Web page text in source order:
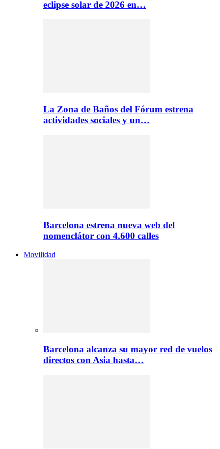
eclipse solar de 2026 en…
La Zona de Baños del Fórum estrena
actividades sociales y un…
Barcelona estrena nueva web del
nomenclátor con 4.600 calles
Movilidad
Barcelona alcanza su mayor red de vuelos
directos con Asia hasta…